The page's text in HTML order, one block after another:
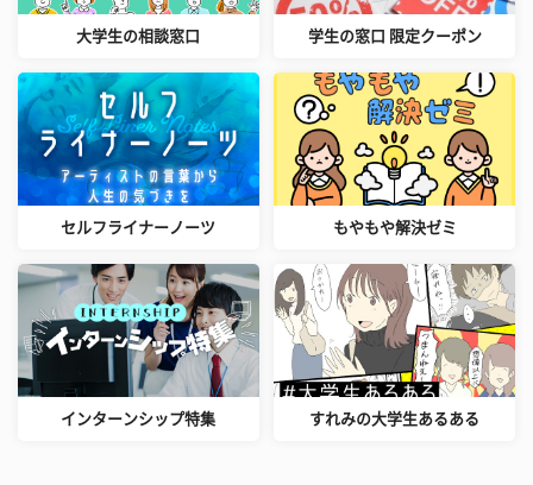
大学生の相談窓口 学生の窓口 限定クーポン
セルフライナーノーツ もやもや解決ゼミ
インターンシップ特集 すれみの大学生あるある